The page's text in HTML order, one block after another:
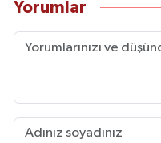
Yorumlar